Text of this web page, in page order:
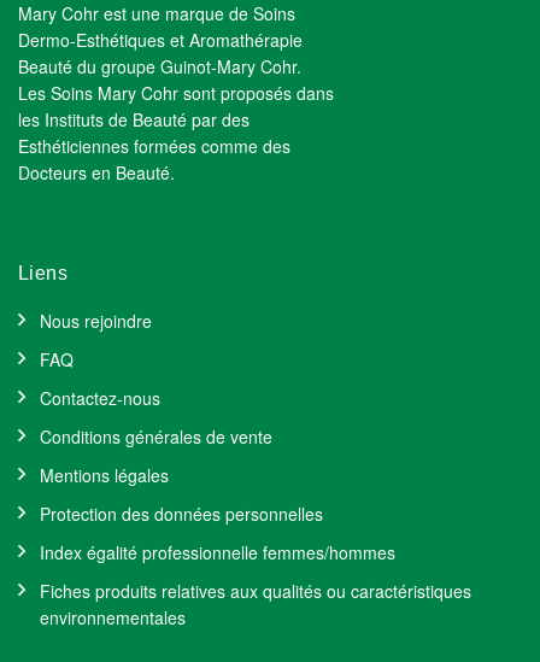
Mary Cohr est une marque de Soins
Dermo-Esthétiques et Aromathérapie
Beauté du groupe Guinot-Mary Cohr.
Les Soins Mary Cohr sont proposés dans
les Instituts de Beauté par des
Esthéticiennes formées comme des
Docteurs en Beauté.
Liens
Nous rejoindre
FAQ
Contactez-nous
Conditions générales de vente
Mentions légales
Protection des données personnelles
Index égalité professionnelle femmes/hommes
Fiches produits relatives aux qualités ou caractéristiques
environnementales